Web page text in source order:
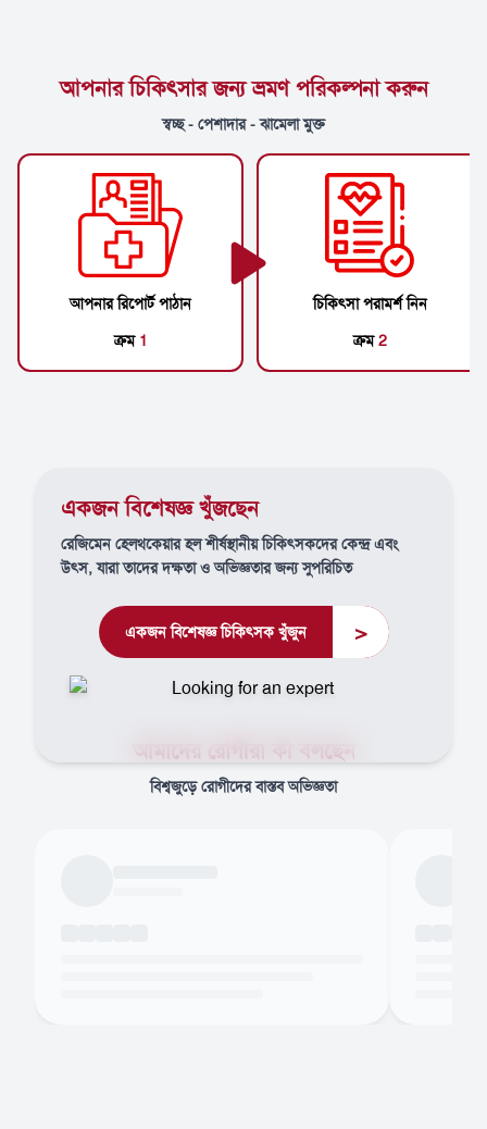
আপনার চিকিৎসার জন্য ভ্রমণ পরিকল্পনা করুন
স্বচ্ছ - পেশাদার - ঝামেলা মুক্ত
আপনার রিপোর্ট পাঠান
ক্রম 1
চিকিৎসা পরামর্শ নিন
ক্রম2
একজন বিশেষজ্ঞ খুঁজছেন
রেজিমেন হেলথকেয়ার হল শীর্ষস্থানীয় চিকিৎসকদের কেন্দ্র এবং
উৎস, যারা তাদের দক্ষতা ও অভিজ্ঞতার জন্য সুপরিচিত
একজন বিশেষজ্ঞ চিকিৎসক খুঁজুন >
আমাদের রোগীরা কী বলছেন
বিশ্বজুড়ে রোগীদের বাস্তব অভিজ্ঞতা